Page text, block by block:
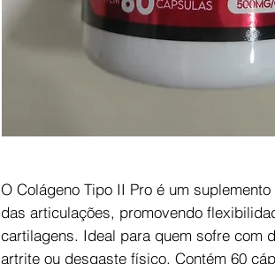
O Colágeno Tipo II Pro é um
das articulações, promovendo
cartilagens. Ideal para quem sofre com
artrite ou desgaste físico. Contém 60